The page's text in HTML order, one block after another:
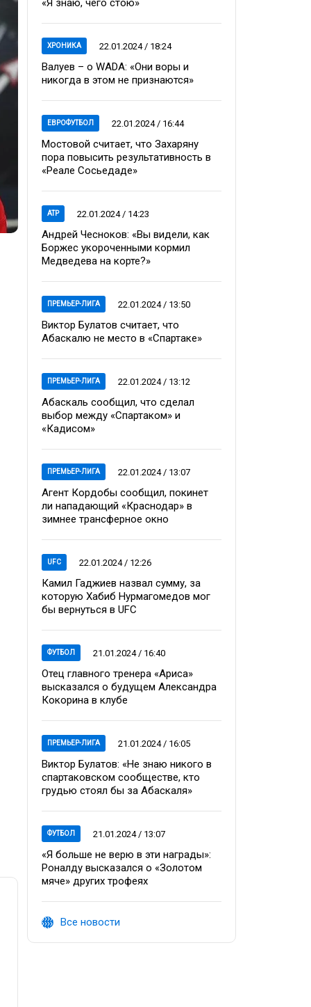
«Я знаю, чего стою»
ХРОНИКА 22.01.2024 / 18:24
Валуев – о WADA: «Они воры и
никогда в этом не признаются»
ЕВРОФУТБОЛ 22.01.2024 / 16:44
Мостовой считает, что Захаряну
пора повысить результативность в
«Реале Сосьедаде»
ATP 22.01.2024 / 14:23
Андрей Чесноков: «Вы видели, как
Боржес укороченными кормил
Медведева на корте?»
ПРЕМЬЕР-ЛИГА 22.01.2024 / 13:50
Виктор Булатов считает, что
Абаскалю не место в «Спартаке»
ПРЕМЬЕР-ЛИГА 22.01.2024 / 13:12
Абаскаль сообщил, что сделал
выбор между «Спартаком» и
«Кадисом»
ПРЕМЬЕР-ЛИГА 22.01.2024 / 13:07
Агент Кордобы сообщил, покинет
ли нападающий «Краснодар» в
зимнее трансферное окно
UFC 22.01.2024 / 12:26
Камил Гаджиев назвал сумму, за
которую Хабиб Нурмагомедов мог
бы вернуться в UFC
ФУТБОЛ 21.01.2024 / 16:40
Отец главного тренера «Ариса»
высказался о будущем Александра
Кокорина в клубе
ПРЕМЬЕР-ЛИГА 21.01.2024 / 16:05
Виктор Булатов: «Не знаю никого в
спартаковском сообществе, кто
грудью стоял бы за Абаскаля»
ФУТБОЛ 21.01.2024 / 13:07
«Я больше не верю в эти награды»:
Роналду высказался о «Золотом
мяче» других трофеях
Все новости